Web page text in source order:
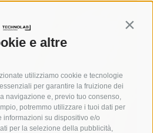
e altre
utilizziamo cookie e tecnologie
per garantire la fruizione dei
navigazione e, previo tuo consenso,
potremmo utilizzare i tuoi dati per
informazioni su dispositivo e/o
per la selezione della pubblicità,